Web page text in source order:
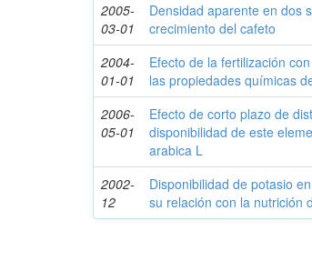
2005-
03-01
Densidad aparente en dos
crecimiento del cafeto
2004-
01-01
Efecto de la fertilización
las propiedades químicas
2006-
05-01
Efecto de corto plazo de
disponibilidad de este
arabica L
2002-
12
Disponibilidad de potasio
su relación con la nutrición